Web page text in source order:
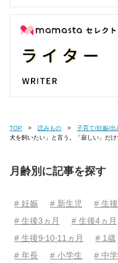
TOP 読みもの 子育て/妊娠/出
犬を飼いたい」と言う。「寂しい」だ
月齢別に記事を探す
# 妊娠 # 新生児 # 生
# 生後3ヵ月
# 生後4ヵ月
# 生後9⋅10⋅11ヵ月
# 1歳
# 年長
# 小学生 # 中